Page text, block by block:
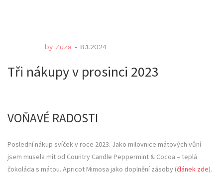
by Zuza - 8.1.2024
Tři nákupy v prosinci 2023
VOŇAVÉ RADOSTI
Poslední nákup svíček v roce 2023. Jako milovnice mátových vůní
jsem musela mít od Country Candle Peppermint & Cocoa – teplá
čokoláda s mátou. Apricot Mimosa jako doplnění zásoby (článek zde).